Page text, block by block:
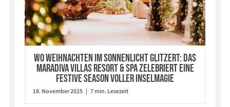
Wo Weihnachten im Sonnenlicht glitzert: Das
Maradiva Villas Resort & Spa zelebriert eine
Festive Season voller Inselmagie
18. November 2025 | 7 min. Lesezeit